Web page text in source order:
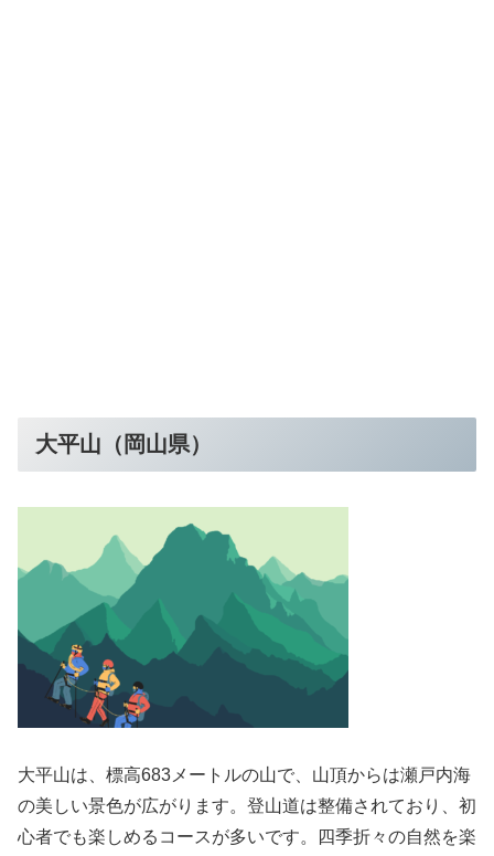
大平山（岡山県）
大平山は、標高683メートルの山で、山頂からは瀬戸内海
の美しい景色が広がります。登山道は整備されており、初
心者でも楽しめるコースが多いです。四季折々の自然を楽